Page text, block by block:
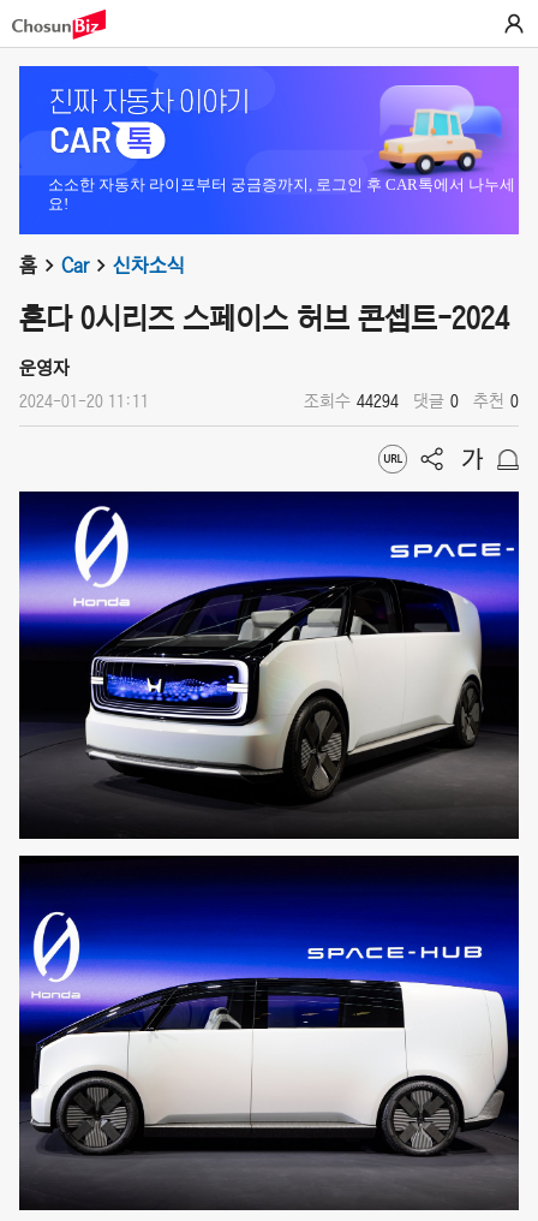
소소한 자동차 라이프부터 궁금증까지, 로그인 후 CAR톡에서 나누세
요!
홈 Car 신차소식
혼다 0시리즈 스페이스 허브 콘셉트-2024
운영자
2024-01-20 11:11 조회수 44294 댓글 0 추천 0